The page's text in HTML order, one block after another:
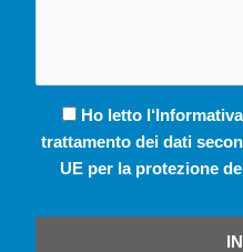
Ho letto l‘Informativa
trattamento dei dati
UE per la protezione